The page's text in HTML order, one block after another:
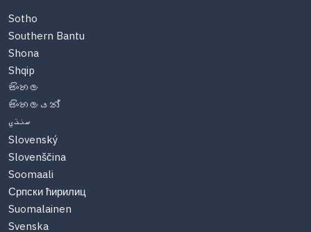
Sotho
Southern Bantu
Shona
Shqip
සිංහල
සිංහලයන්
سنڌي
Slovenský
Slovenščina
Soomaali
Српски ћирилиц
Suomalainen
Svenska